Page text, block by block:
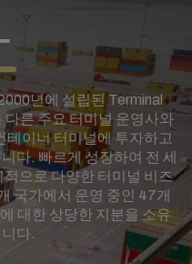
년에 설립된 Terminal
른 주요 터미널 운영사와
테이너 터미널에 투자하고
다. 빠르게 성장하여 전 세
으로 다양한 터미널 비즈
국가에서 운영 중인 47개
대한 상당한 지분을 소유
다.